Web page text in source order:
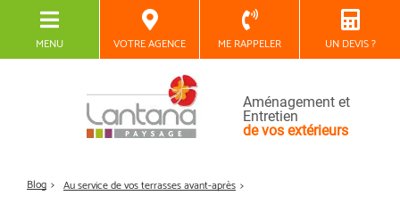
MENU VOTRE AGENCE ME RAPPELER UN DEVIS ?
Aménagement et
Entretien
de vos extérieurs
Blog Au service de vos terrasses avant-après